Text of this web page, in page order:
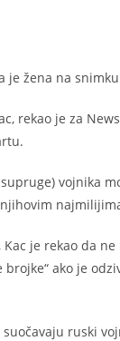
je žena na
rekao je za
vojnika
je rekao da
ako je
ruski